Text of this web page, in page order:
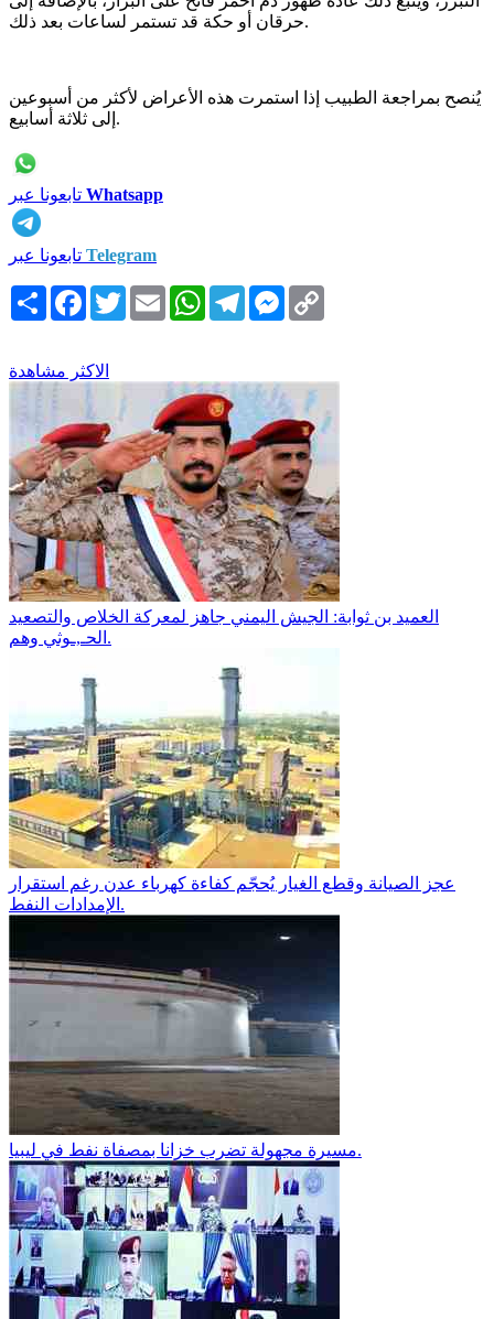
حرقان أو حكة قد تستمر لساعات بعد ذلك.
يُنصح بمراجعة الطبيب إذا استمرت هذه الأعراض لأكثر من أسبوعين
إلى ثلاثة أسابيع.
Whatsapp
Telegram
انشر Facebook
TwitterEmail WhatsAppTelegramMessenger
الاكثر مشاهدة
​العميد بن ثوابة: الجيش اليمني جاهز لمعركة الخلاص والتصعيد
الحـ,ـوثي وهم.
عجز الصيانة وقطع الغيار يُحجّم كفاءة كهرباء عدن رغم استقرار
الإمدادات النفط.
مسيرة مجهولة تضرب خزانا بمصفاة نفط في ليبيا.